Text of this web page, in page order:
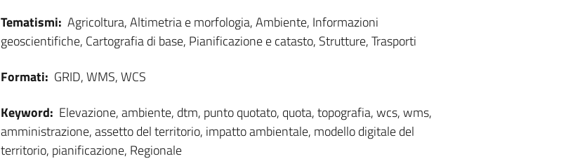
Tematismi: Agricoltura, Altimetria e morfologia, Ambiente, Informazioni
geoscientifiche, Cartografia di base, Pianificazione e catasto, Strutture, Trasporti
Formati: GRID, WMS, WCS
Keyword: Elevazione, ambiente, dtm, punto quotato, quota, topografia, wcs, wms,
amministrazione, assetto del territorio, impatto ambientale, modello digitale del
territorio, pianificazione, Regionale